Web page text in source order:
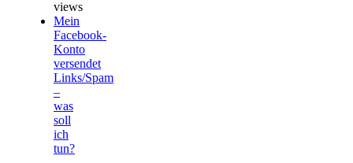
views
Mein
Facebook-
Konto
versendet
Links/Spam
–
was
soll
ich
tun?